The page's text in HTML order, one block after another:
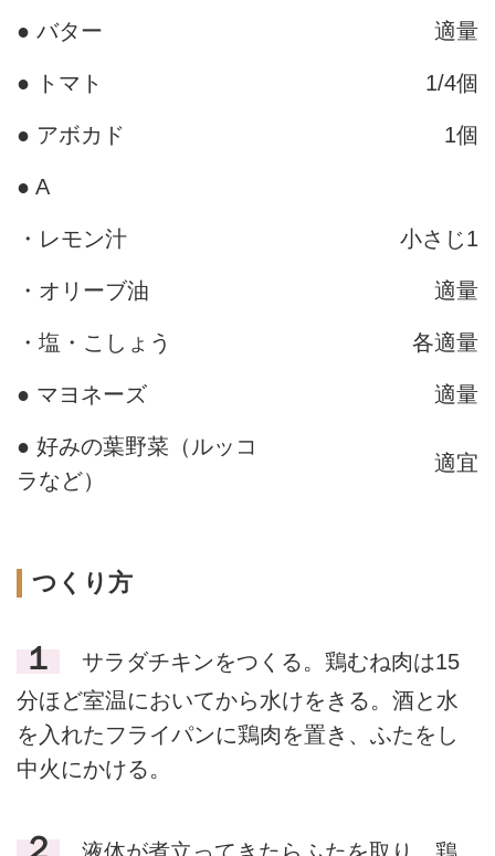
● バター 適量
● トマト 1/4個
● アボカド 1個
● A
・レモン汁 小さじ1
・オリーブ油 適量
・塩・こしょう 各適量
● マヨネーズ 適量
● 好みの葉野菜（ルッコ
ラなど）
適宜
つくり方
１
サラダチキンをつくる。鶏むね肉は15
分ほど室温においてから水けをきる。酒と水
を入れたフライパンに鶏肉を置き、ふたをし
中火にかける。
２